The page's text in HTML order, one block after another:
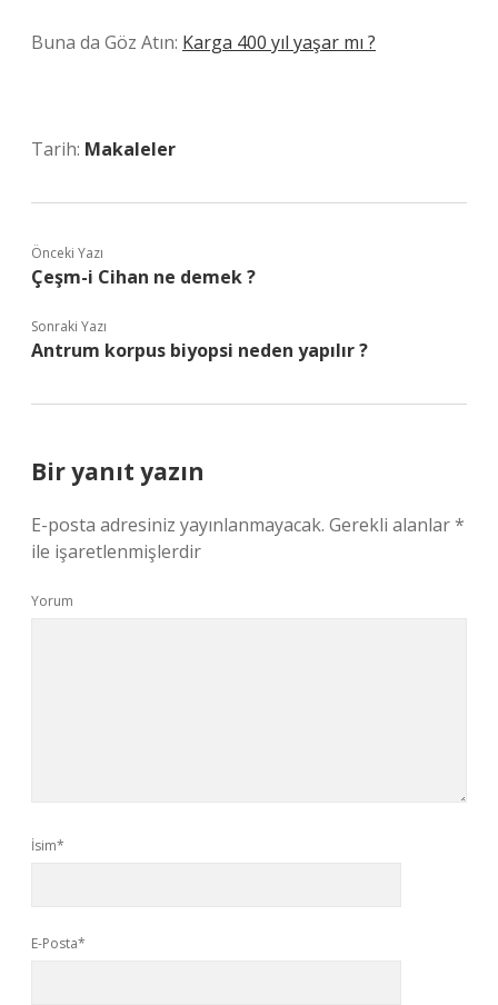
Buna da Göz Atın: Karga 400 yıl yaşar mı ?
Tarih: Makaleler
Önceki Yazı
Çeşm-i Cihan ne demek ?
Sonraki Yazı
Antrum korpus biyopsi neden yapılır ?
Bir yanıt yazın
E-posta adresiniz yayınlanmayacak. Gerekli alanlar*
ile işaretlenmişlerdir
Yorum
İsim*
E-Posta*